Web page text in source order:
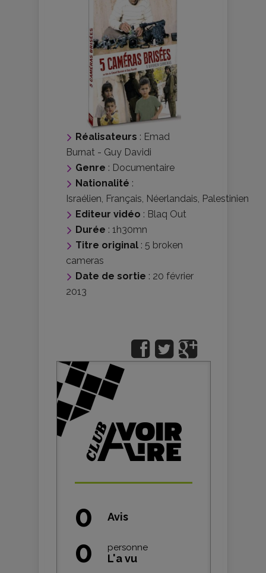
Réalisateurs : Emad
Burnat - Guy Davidi
Genre : Documentaire
Nationalité :
Israélien, Français, Néerlandais, Palestinien
Editeur vidéo : Blaq Out
Durée : 1h30mn
Titre original : 5 broken
cameras
Date de sortie : 20 février
2013
0 Avis
0 personne
L'a vu